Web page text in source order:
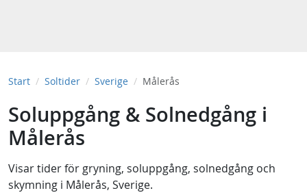
Start Soltider Sverige Målerås
Soluppgång & Solnedgång i
Målerås
Visar tider för gryning, soluppgång, solnedgång och
skymning i Målerås, Sverige.